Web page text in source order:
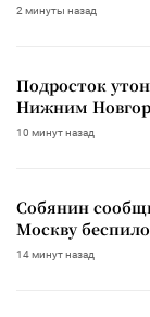
2 минуты назад
Подросток
Нижним
10 минут назад
Собянин
Москву
14 минут назад